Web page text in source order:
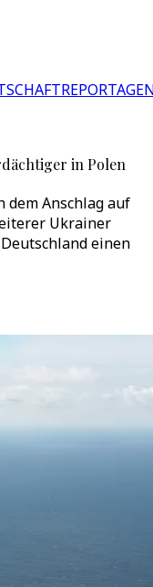
in Polen
Anschlag auf
Ukrainer
einen